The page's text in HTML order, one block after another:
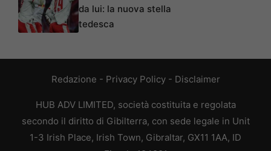
da lui: la nuova stella
tedesca
Redazione - Privacy Policy- Disclaimer
HUB ADV LIMITED, società costituita e regolata
secondo il diritto di Gibilterra, con sede legale in Unit
1-3 Irish Place, Irish Town, Gibraltar, GX11 1AA, ID